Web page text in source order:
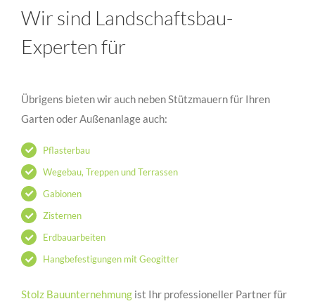
Wir sind Landschaftsbau-
Experten für
Übrigens bieten wir auch neben Stützmauern für Ihren
Garten oder Außenanlage auch:
Pflasterbau
Wegebau, Treppen und Terrassen
Gabionen
Zisternen
Erdbauarbeiten
Hangbefestigungen mit Geogitter
Stolz Bauunternehmung ist Ihr professioneller Partner für